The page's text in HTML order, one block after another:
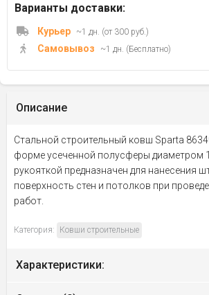
Варианты доставки:
Курьер ~1 дн. (от 300 руб.)
Самовывоз ~1 дн. (Бесплатно)
Описание
Стальной строительный ковш Sparta
форме усеченной полусферы диаметром
рукояткой предназначен для нанесения
поверхность стен и потолков при
работ.
Категория: Ковши строительные
Характеристики: